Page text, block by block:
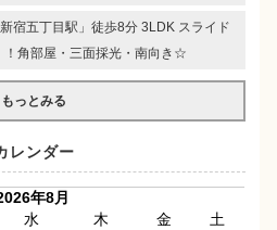
宿五丁目駅」徒歩8分 3LDK スライド
！角部屋・三面採光・南向き☆
もっとみる
レンダー
年8月
水 木 金
土